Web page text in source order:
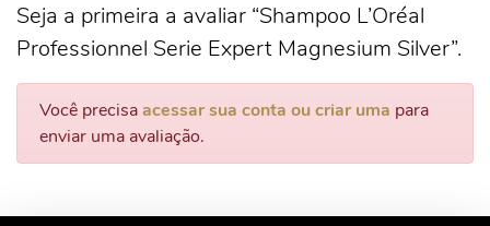
Seja a primeira a avaliar “Shampoo L’Oréal
Professionnel Serie Expert Magnesium Silver”.
Você precisaacessar sua conta ou criar uma para
enviar uma avaliação.